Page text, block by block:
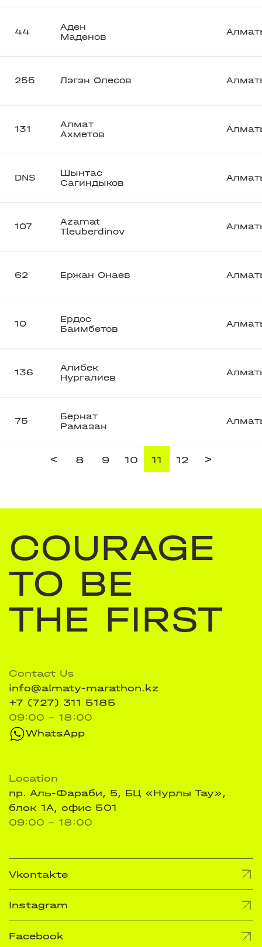
44
Аден
Маденов
255 Лэгэн Олесов
131
Алмат
Ахметов
DNS
Шынтас
Сагиндыков
107
Azamat
Tleuberdinov
62 Ержан Онаев
10
Ердос
Баимбетов
136
Алибек
Нургалиев
75
Бернат
Рамазан
< 8 9 10 11 12 >
COURAGE
TO BE
THE FIRST
Contact Us
info@almaty-marathon.kz
+7 (727) 311 5185
09:00 - 18:00
WhatsApp
Location
пр. Аль-Фараби, 5, БЦ «Нурлы Тау»,
блок 1А, офис 501
09:00 - 18:00
Vkontakte
Instagram
Facebook